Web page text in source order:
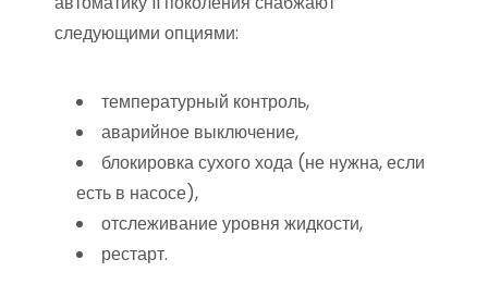
следующими опциями:
температурный контроль,
аварийное выключение,
блокировка сухого хода (не нужна, если
есть в насосе),
отслеживание уровня жидкости,
рестарт.